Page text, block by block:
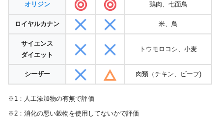
オリジン 鶏肉、七面鳥
ロイヤルカナン 米、鳥
サイエンス
ダイエット
トウモロコシ、小麦
シーザー 肉類（チキン、ビーフ)
※1：人工添加物の有無で評価
※2：消化の悪い穀物を使用してないかで評価